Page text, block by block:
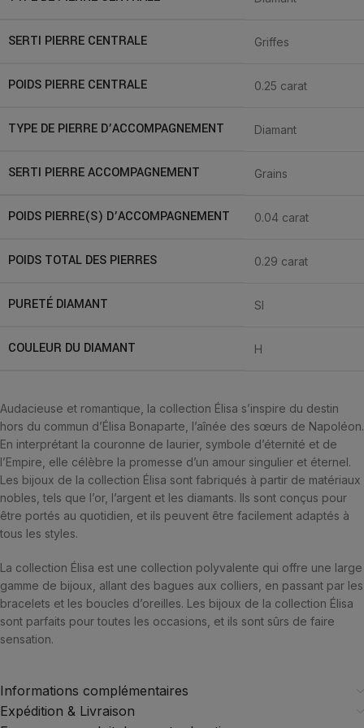
SERTI PIERRE CENTRALE Griffes
POIDS PIERRE CENTRALE 0.25 carat
TYPE DE PIERRE D’ACCOMPAGNEMENT Diamant
SERTI PIERRE ACCOMPAGNEMENT Grains
POIDS PIERRE(S) D’ACCOMPAGNEMENT 0.04 carat
POIDS TOTAL DES PIERRES 0.29 carat
PURETÉ DIAMANT SI
COULEUR DU DIAMANT H
Audacieuse et romantique, la collection Élisa s’inspire du destin
hors du commun d’Élisa Bonaparte, l’aînée des sœurs de Napoléon.
En interprétant la couronne de laurier, symbole d’éternité et de
l’Empire, elle célèbre la promesse d’un amour singulier et éternel.
Les bijoux de la collection Élisa sont fabriqués à partir de matériaux
nobles, tels que l’or, l’argent et les diamants. Ils sont conçus pour
être portés au quotidien, et ils peuvent être facilement adaptés à
tous les styles.
La collection Élisa est une collection polyvalente qui offre une large
gamme de bijoux, allant des bagues aux colliers, en passant par les
bracelets et les boucles d’oreilles. Les bijoux de la collection Élisa
sont parfaits pour toutes les occasions, et ils sont sûrs de faire
sensation.
Informations complémentaires
Expédition & Livraison